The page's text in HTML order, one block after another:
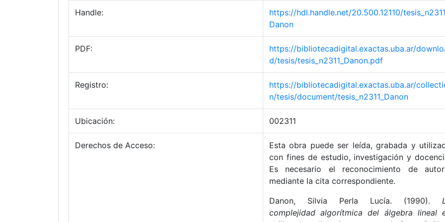
Handle:
https://hdl.handle.net/20.500.12110/tesis_n2311_
Danon
PDF:
https://bibliotecadigital.exactas.uba.ar/
d/tesis/tesis_n2311_Danon.pdf
Registro:
https://bibliotecadigital.exactas.uba.ar/
n/tesis/document/tesis_n2311_Danon
Ubicación: 002311
Derechos de Acceso:
Esta obra puede ser leída, grabada y
con fines de estudio, investigación y
Es necesario el reconocimiento de
mediante la cita correspondiente.
Danon, Silvia Perla Lucía. (1990).
complejidad algorítmica del álgebra lineal